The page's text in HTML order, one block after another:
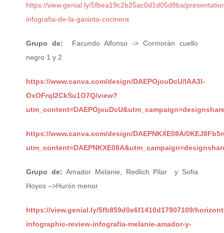
https://view.genial.ly/5fbea19c2b25ac0d1d05d8ba/
infografia-de-la-gaviota-cocinera
Grupo de: Facundo Alfonso -> Cormorán cuello
negro 1 y 2
https://www.canva.com/design/DAEPOjouDcU/IAA3I-
OxOFrqI2CkSu1O7Q/view?
https://www.canva.com/design/DAEPNKXE08A/
Grupo de:Amador Melanie, Redlich Pilar y Sofia
Hoyos –>Hurón menor
https://view.genial.ly/5fb859d0e6f1410d17907109/
infographic-review-infografia-melanie-amador-y-